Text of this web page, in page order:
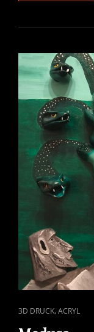
CAT
LINKS
3D DRUCK,ACRYL